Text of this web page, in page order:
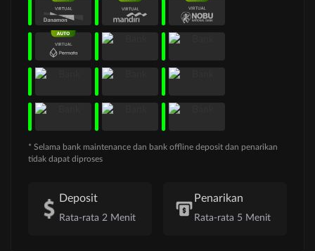
* Selama bank maintenance dan bank offline deposit dan penarikan
tidak dapat diproses
Deposit
Rata-rata 2 Menit
Penarikan
Rata-rata 5 Menit